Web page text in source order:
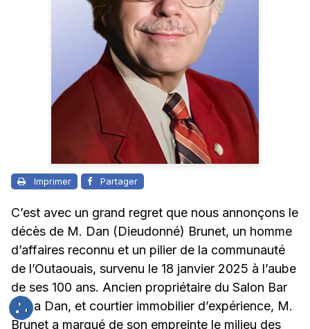
Imprimer Partager
C’est avec un grand regret que nous annonçons le
décès de M. Dan (Dieudonné) Brunet, un homme
d’affaires reconnu et un pilier de la communauté
de l’Outaouais, survenu le 18 janvier 2025 à l’aube
de ses 100 ans. Ancien propriétaire du Salon Bar
Papa Dan, et courtier immobilier d’expérience, M.
Brunet a marqué de son empreinte le milieu des